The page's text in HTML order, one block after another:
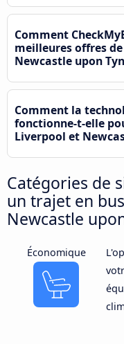
Comment
meilleures offres
Newcastle upon
Comment la
fonctionne-t-elle
Liverpool et
Catégories de
un trajet en
Newcastle
Économique